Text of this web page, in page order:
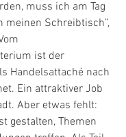
muss ich am Tag
meinen Schreibtisch”,
ist der
Handelsattaché nach
Ein attraktiver Job
Aber etwas fehlt:
gestalten, Themen